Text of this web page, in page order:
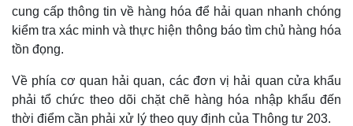
cung cấp thông tin về hàng hóa để hải quan nhanh chóng
kiểm tra xác minh và thực hiện thông báo tìm chủ hàng hóa
tồn đọng.
Về phía cơ quan hải quan, các đơn vị hải quan cửa khẩu
phải tổ chức theo dõi chặt chẽ hàng hóa nhập khẩu đến
thời điểm cần phải xử lý theo quy định của Thông tư 203.